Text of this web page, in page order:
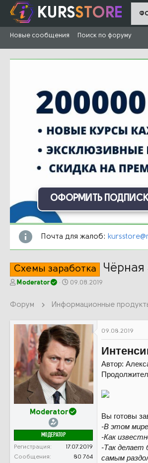
KURSSTORE
Новые сообщения Поиск по форуму
ОФОРМИТЬ
Почта для жалоб:
Схемы заработка Чёрная
А
о
Moderator
Д
а
а
ч
а
а
09.08.2019
Форум Информационные
Moderator
МОДЕРАТОР
Регистрация
17.07.2019
Сообщения
80 764
09.08.2019
Автор:
Вы готовы
-В этом
-Как
-Так делает
самым